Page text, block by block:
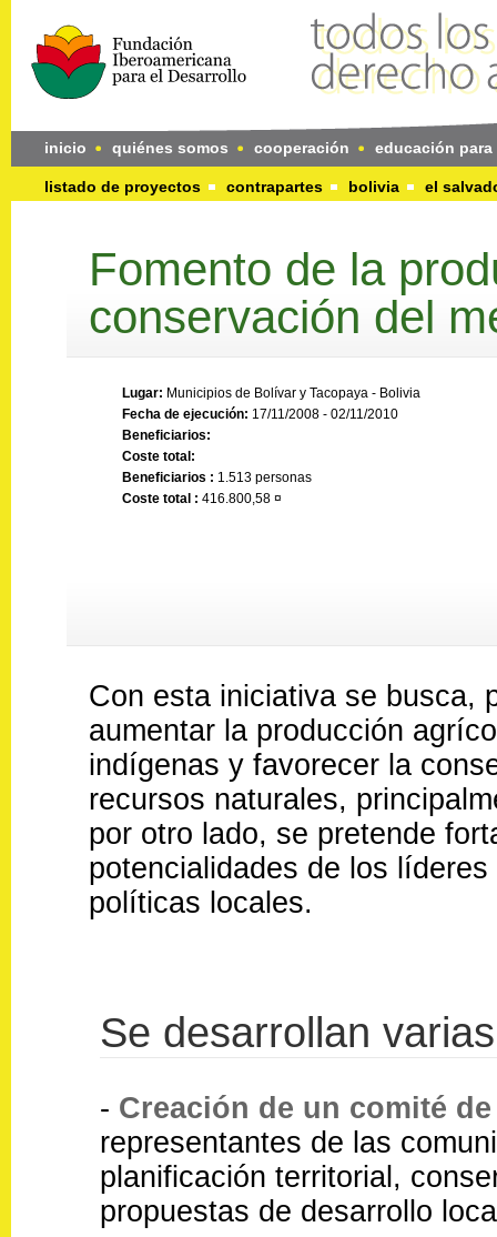
inicio quiénes somos cooperación educación
listado de proyectos contrapartes bolivia el
Fomento de la
conservación del
Lugar: Municipios de Bolívar y Tacopaya - Bolivia
Fecha de ejecución: 17/11/2008 - 02/11/2010
Beneficiarios:
Coste total:
Beneficiarios : 1.513 personas
Coste total : 416.800,58 ¤
Con esta iniciativa se busca,
aumentar la producción
indígenas y favorecer la
recursos naturales,
por otro lado, se pretende
potencialidades de los
políticas locales.
Se desarrollan
- Creación de un comité
representantes de las
planificación territorial,
propuestas de desarrollo